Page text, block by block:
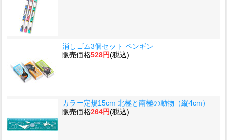
消しゴム3個セット ペンギン
販売価格528円(税込)
カラー定規15cm 北極と南極の動物（縦4cm）
販売価格264円(税込)